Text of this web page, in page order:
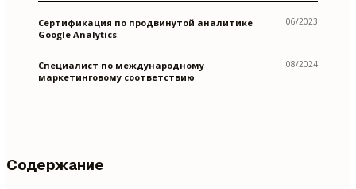
Сертификация по продвинутой аналитике
Google Analytics
06/2023
Специалист по международному
маркетинговому соответствию
08/2024
Содержание